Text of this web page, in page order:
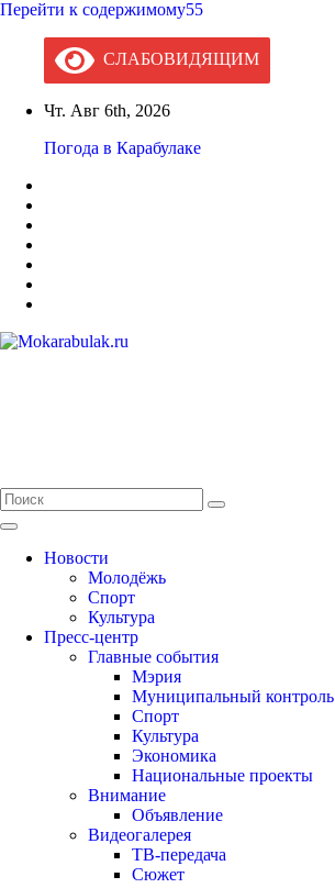
Перейти к содержимому55
СЛАБОВИДЯЩИМ
Чт. Авг 6th, 2026
Погода в Карабулаке
Новости
Молодёжь
Спорт
Культура
Пресс-центр
Главные события
Мэрия
Муниципальный контроль
Спорт
Культура
Экономика
Национальные проекты
Внимание
Объявление
Видеогалерея
ТВ-передача
Сюжет